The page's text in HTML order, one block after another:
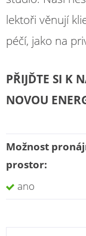
lektoři věnují
péčí, jako na
PŘIJĎTE SI K
NOVOU
Možnost
prostor:
ano